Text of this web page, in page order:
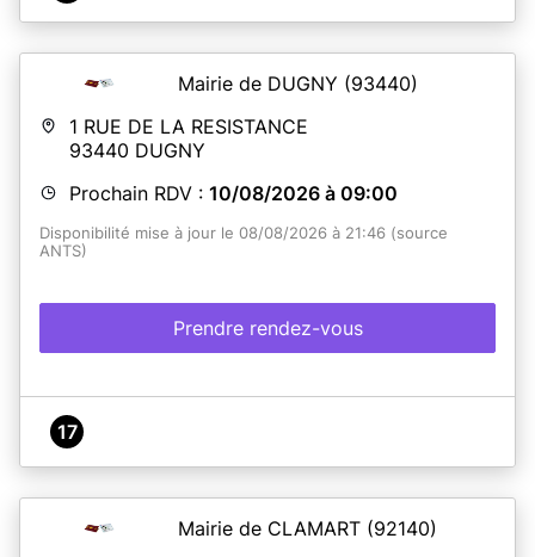
Mairie de DUGNY (93440)
1 RUE DE LA RESISTANCE
93440 DUGNY
Prochain RDV : 10/08/2026 à 09:00
Disponibilité mise à jour le 08/08/2026 à 21:46 (source
ANTS)
Prendre rendez-vous
17
Mairie de CLAMART (92140)